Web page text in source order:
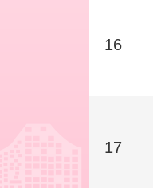
16
17